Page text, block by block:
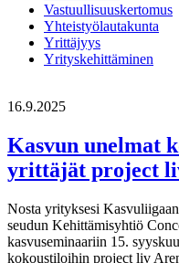
Vastuullisuuskertomus
Yhteistyölautakunta
Yrittäjyys
Yrityskehittäminen
16.9.2025
Kasvun unelmat
yrittäjät project
Nosta yrityksesi
seudun Kehittämisyhtiö
kasvuseminaariin 15.
kokoustiloihin project liv